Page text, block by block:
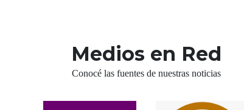
Medios en Red
Conocé las fuentes de nuestras noticias